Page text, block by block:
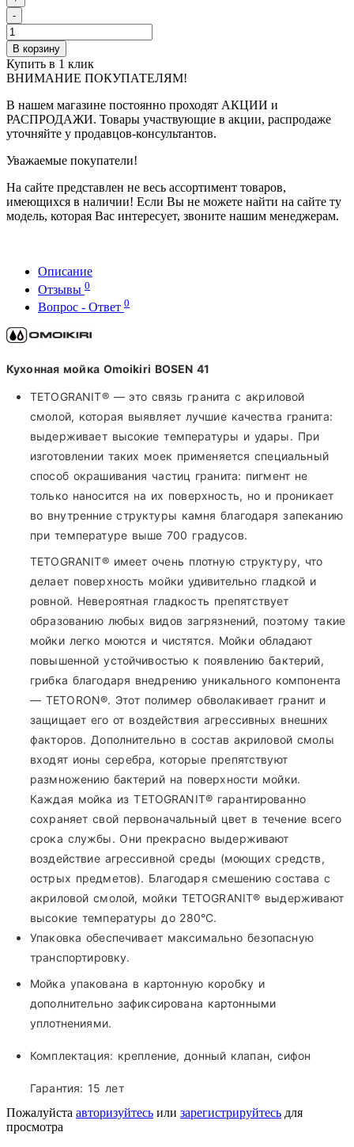
-
В корзину
Купить в 1 клик
ВНИМАНИЕ ПОКУПАТЕЛЯМ!
В нашем магазине постоянно проходят АКЦИИ и
РАСПРОДАЖИ. Товары участвующие в акции, распродаже
уточняйте у продавцов-консультантов.
Уважаемые покупатели!
На сайте представлен не весь ассортимент товаров,
имеющихся в наличии! Если Вы не можете найти на сайте ту
модель, которая Вас интересует, звоните нашим менеджерам.
Описание
Отзывы 0
Вопрос - Ответ 0
Кухонная мойка Omoikiri BOSEN 41
TETOGRANIT® — это связь гранита с акриловой
смолой, которая выявляет лучшие качества гранита:
выдерживает высокие температуры и удары. При
изготовлении таких моек применяется специальный
способ окрашивания частиц гранита: пигмент не
только наносится на их поверхность, но и проникает
во внутренние структуры камня благодаря запеканию
при температуре выше 700 градусов.
TETOGRANIT® имеет очень плотную структуру, что
делает поверхность мойки удивительно гладкой и
ровной. Невероятная гладкость препятствует
образованию любых видов загрязнений, поэтому такие
мойки легко моются и чистятся. Мойки обладают
повышенной устойчивостью к появлению бактерий,
грибка благодаря внедрению уникального компонента
— TETORON®. Этот полимер обволакивает гранит и
защищает его от воздействия агрессивных внешних
факторов. Дополнительно в состав акриловой смолы
входят ионы серебра, которые препятствуют
размножению бактерий на поверхности мойки.
Каждая мойка из TETOGRANIT® гарантированно
сохраняет свой первоначальный цвет в течение всего
срока службы. Они прекрасно выдерживают
воздействие агрессивной среды (моющих средств,
острых предметов). Благодаря смешению состава с
акриловой смолой, мойки TETOGRANIT® выдерживают
высокие температуры до 280°С.
Упаковка обеспечивает максимально безопасную
транспортировку.
Мойка упакована в картонную коробку и
дополнительно зафиксирована картонными
уплотнениями.
Комплектация: крепление, донный клапан, сифон
Гарантия: 15 лет
Пожалуйста авторизуйтесь или зарегистрируйтесь для
просмотра